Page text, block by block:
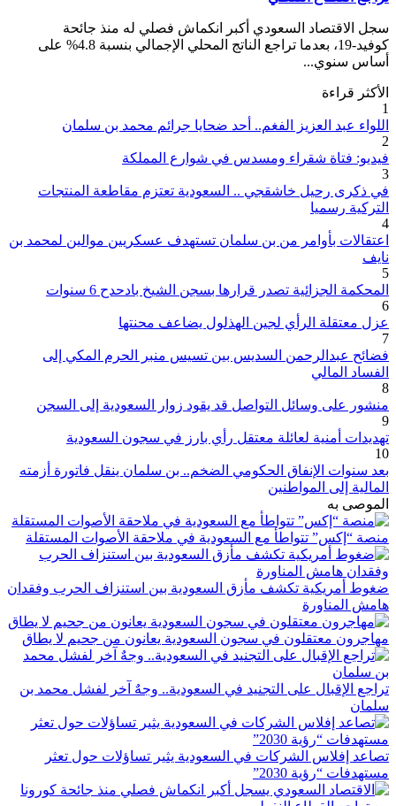
سجل الاقتصاد السعودي أكبر انكماش فصلي له منذ جائحة
كوفيد-19، بعدما تراجع الناتج المحلي الإجمالي بنسبة 4.8% على
أساس سنوي...
الأكثر قراءة
1
اللواء عبد العزيز الفغم.. أحد ضحايا جرائم محمد بن سلمان
2
فيديو: فتاة شقراء ومسدس في شوارع المملكة
3
في ذكرى رحيل خاشقجي .. السعودية تعتزم مقاطعة المنتجات
التركية رسميا
4
اعتقالات بأوامر من بن سلمان تستهدف عسكريين موالين لمحمد بن
نايف
5
المحكمة الجزائية تصدر قرارها بسجن الشيخ بادحدح 6 سنوات
6
عزل معتقلة الرأي لجين الهذلول يضاعف محنتها
7
فضائح عبدالرحمن السديس بين تسيس منبر الحرم المكي إلى
الفساد المالي
8
منشور على وسائل التواصل قد يقود زوار السعودية إلى السجن
9
تهديدات أمنية لعائلة معتقل رأي بارز في سجون السعودية
10
بعد سنوات الإنفاق الحكومي الضخم.. بن سلمان ينقل فاتورة أزمته
المالية إلى المواطنين
الموصى به
منصة “إكس” تتواطأ مع السعودية في ملاحقة الأصوات المستقلة
ضغوط أمريكية تكشف مأزق السعودية بين استنزاف الحرب وفقدان
هامش المناورة
مهاجرون معتقلون في سجون السعودية يعانون من جحيم لا يطاق
تراجع الإقبال على التجنيد في السعودية.. وجهٌ آخر لفشل محمد بن
سلمان
تصاعد إفلاس الشركات في السعودية يثير تساؤلات حول تعثر
مستهدفات “رؤية 2030”